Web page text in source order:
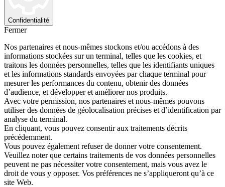
Confidentialité
Fermer
Nos partenaires et nous-mêmes stockons et/ou accédons à des
informations stockées sur un terminal, telles que les cookies, et
traitons les données personnelles, telles que les identifiants uniques
et les informations standards envoyées par chaque terminal pour
mesurer les performances du contenu, obtenir des données
d’audience, et développer et améliorer nos produits.
Avec votre permission, nos partenaires et nous-mêmes pouvons
utiliser des données de géolocalisation précises et d’identification par
analyse du terminal.
En cliquant, vous pouvez consentir aux traitements décrits
précédemment.
Vous pouvez également refuser de donner votre consentement.
Veuillez noter que certains traitements de vos données personnelles
peuvent ne pas nécessiter votre consentement, mais vous avez le
droit de vous y opposer. Vos préférences ne s’appliqueront qu’à ce
site Web.